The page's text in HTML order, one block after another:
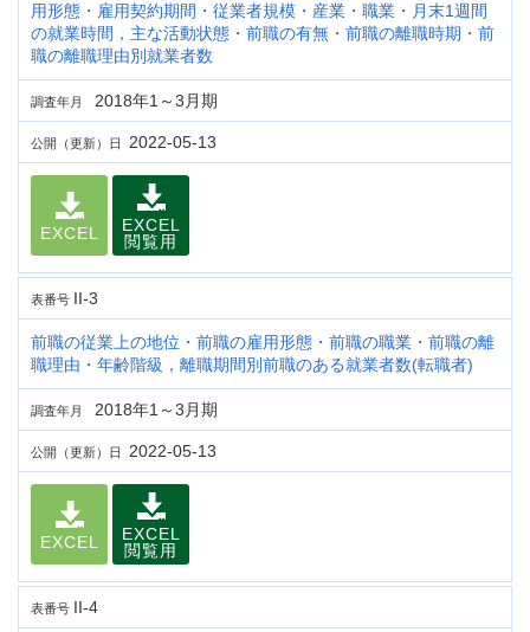
用形態・雇用契約期間・従業者規模・産業・職業・月末1週間
の就業時間，主な活動状態・前職の有無・前職の離職時期・前
職の離職理由別就業者数
調査年月 2018年1～3月期
公開（更新）日 2022-05-13
EXCEL
EXCEL
閲覧用
表番号 II-3
前職の従業上の地位・前職の雇用形態・前職の職業・前職の離
職理由・年齢階級，離職期間別前職のある就業者数(転職者)
調査年月 2018年1～3月期
公開（更新）日 2022-05-13
EXCEL
EXCEL
閲覧用
表番号 II-4